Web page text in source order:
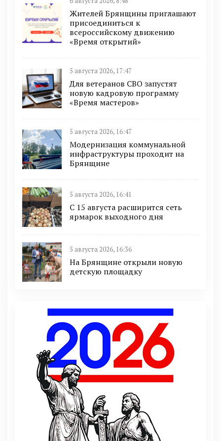
Жителей Брянщины приглашают
присоединиться к
всероссийскому движению
«Время открытий»
5 августа 2026, 17:47
Для ветеранов СВО запустят
новую кадровую программу
«Время мастеров»
5 августа 2026, 16:47
Модернизация коммунальной
инфраструктуры проходит на
Брянщине
5 августа 2026, 16:41
С 15 августа расширится сеть
ярмарок выходного дня
5 августа 2026, 16:36
На Брянщине открыли новую
детскую площадку